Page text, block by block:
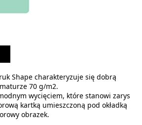
Shape charakteryzuje się dobrą
70 g/m2.
wycięciem, które stanowi zarys
kartką umieszczoną pod okładką
obrazek.